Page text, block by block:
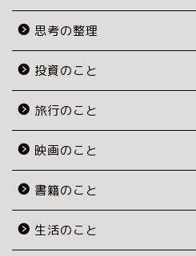
思考の整理
投資のこと
旅行のこと
映画のこと
書籍のこと
生活のこと